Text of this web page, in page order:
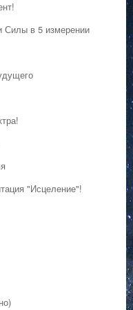
Силы в 5 измерении
"Исцеление"!